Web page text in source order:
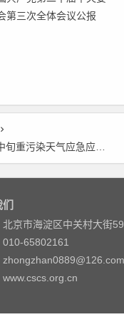
第三次全体会议公报
染天气应急应对视频会议
北京市海淀区中关村大街
010-65802161
zhongzhan0889@126.com
www.cscs.org.cn